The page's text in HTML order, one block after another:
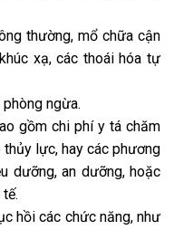
thường, mổ chữa cận
xạ, các thoái hóa tự
ngừa.
gồm chi phí y tá chăm
lực, hay các phương
dưỡng, an dưỡng, hoặc
hồi các chức năng, như